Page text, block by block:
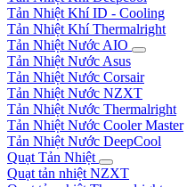
Tản Nhiệt Khí ID - Cooling
Tản Nhiệt Khí Thermalright
Tản Nhiệt Nước AIO
Tản Nhiệt Nước Asus
Tản Nhiệt Nước Corsair
Tản Nhiệt Nước NZXT
Tản Nhiệt Nước Thermalright
Tản Nhiệt Nước Cooler Master
Tản Nhiệt Nước DeepCool
Quạt Tản Nhiệt
Quạt tản nhiệt NZXT